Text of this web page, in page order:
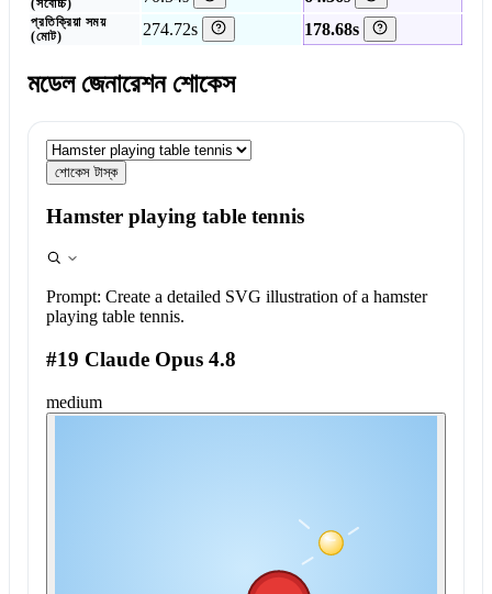
(সর্বোচ্চ)
প্রতিক্রিয়া সময়
(মোট)
274.72s 178.68s
মডেল জেনারেশন শোকেস
শোকেস টাস্ক
Hamster playing table tennis
Prompt: Create a detailed SVG illustration of a hamster
playing table tennis.
#19 Claude Opus 4.8
medium